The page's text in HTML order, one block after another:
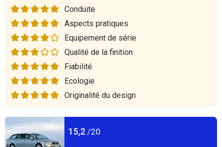
Conduite
Aspects pratiques
Equipement de série
Qualité de la finition
Fiabilité
Ecologie
Originalité du design
15,2 /20